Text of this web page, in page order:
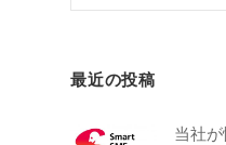
最近の投稿
当社